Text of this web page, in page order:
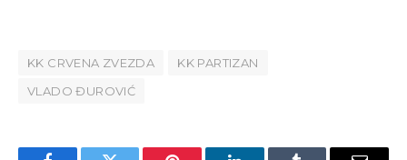
KK CRVENA ZVEZDA
KK PARTIZAN
VLADO ĐUROVIĆ